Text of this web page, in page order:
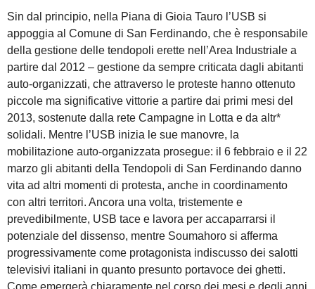
Sin dal principio, nella Piana di Gioia Tauro l’USB si
appoggia al Comune di San Ferdinando, che è responsabile
della gestione delle tendopoli erette nell’Area Industriale a
partire dal 2012 – gestione da sempre criticata dagli abitanti
auto-organizzati, che attraverso le proteste hanno ottenuto
piccole ma significative vittorie a partire dai primi mesi del
2013, sostenute dalla rete Campagne in Lotta e da altr*
solidali. Mentre l’USB inizia le sue manovre, la
mobilitazione auto-organizzata prosegue: il 6 febbraio e il 22
marzo gli abitanti della Tendopoli di San Ferdinando danno
vita ad altri momenti di protesta, anche in coordinamento
con altri territori. Ancora una volta, tristemente e
prevedibilmente, USB tace e lavora per accaparrarsi il
potenziale del dissenso, mentre Soumahoro si afferma
progressivamente come protagonista indiscusso dei salotti
televisivi italiani in quanto presunto portavoce dei ghetti.
Come emergerà chiaramente nel corso dei mesi e degli anni